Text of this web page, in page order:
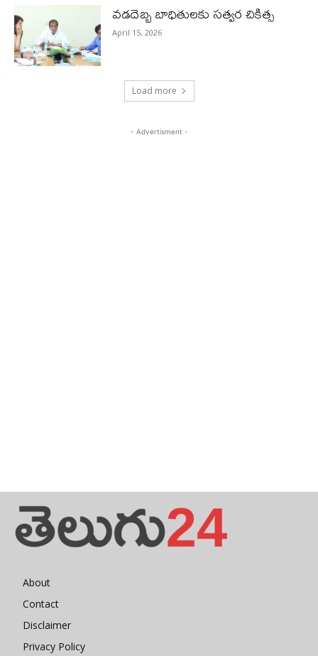
వడదెబ్బ బాధితులకు సత్వర చికిత్స
April 15, 2026
Load more
- Advertisment -
About
Contact
Disclaimer
Privacy Policy